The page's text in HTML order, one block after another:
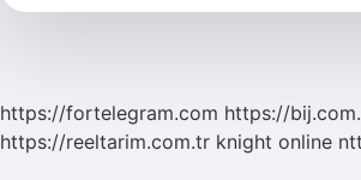
Demek
https://fortelegram.com https://
https://reeltarim.com.tr knight online